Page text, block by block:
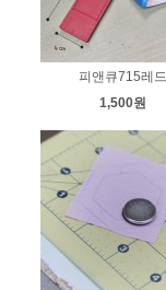
피앤큐715레드
1,500원